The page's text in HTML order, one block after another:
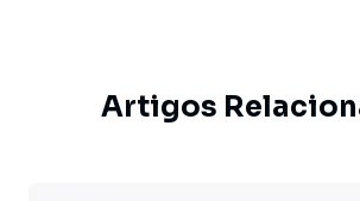
Artigos